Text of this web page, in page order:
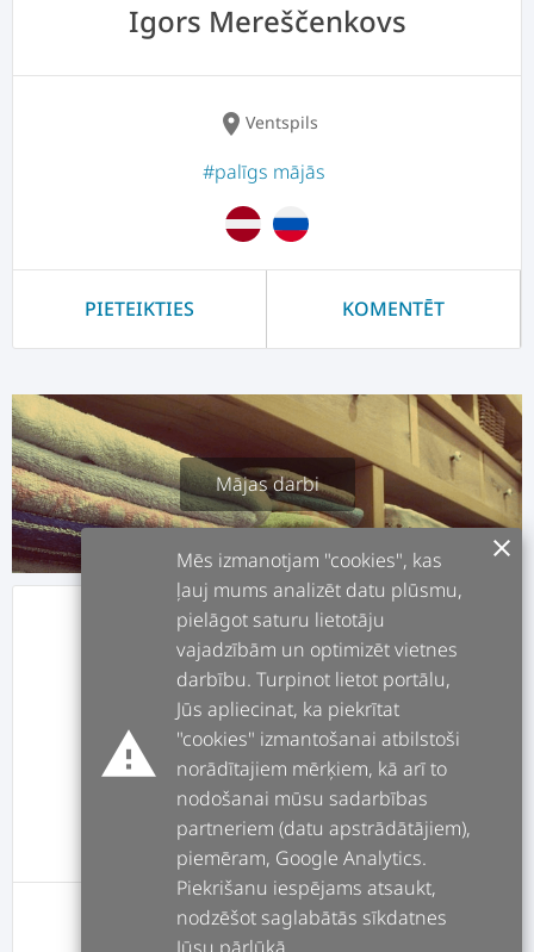
Igors Mereščenkovs
location_on Ventspils
#palīgs mājās
PIETEIKTIES KOMENTĒT
Mājas darbi
infoAPRAKSTS
assignment DARBI
forumPOSTI
ATSAUKSMES
Šim lietotājam pagaidām nav postu
warning
Mēs izmanotjam "cookies", kas
ļauj mums analizēt datu plūsmu,
pielāgot saturu lietotāju
vajadzībām un optimizēt vietnes
darbību. Turpinot lietot portālu,
Jūs apliecinat, ka piekrītat
"cookies" izmantošanai atbilstoši
norādītajiem mērķiem, kā arī to
nodošanai mūsu sadarbības
partneriem (datu apstrādātājiem),
piemēram, Google Analytics.
Piekrišanu iespējams atsaukt,
nodzēšot saglabātās sīkdatnes
clear